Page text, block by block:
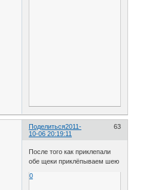
Поделиться 63
2011-
10-06 20:19:11
После того как приклепали
обе щеки приклёпываем шею
0